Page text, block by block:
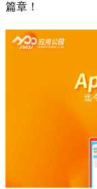
篇章！
迄